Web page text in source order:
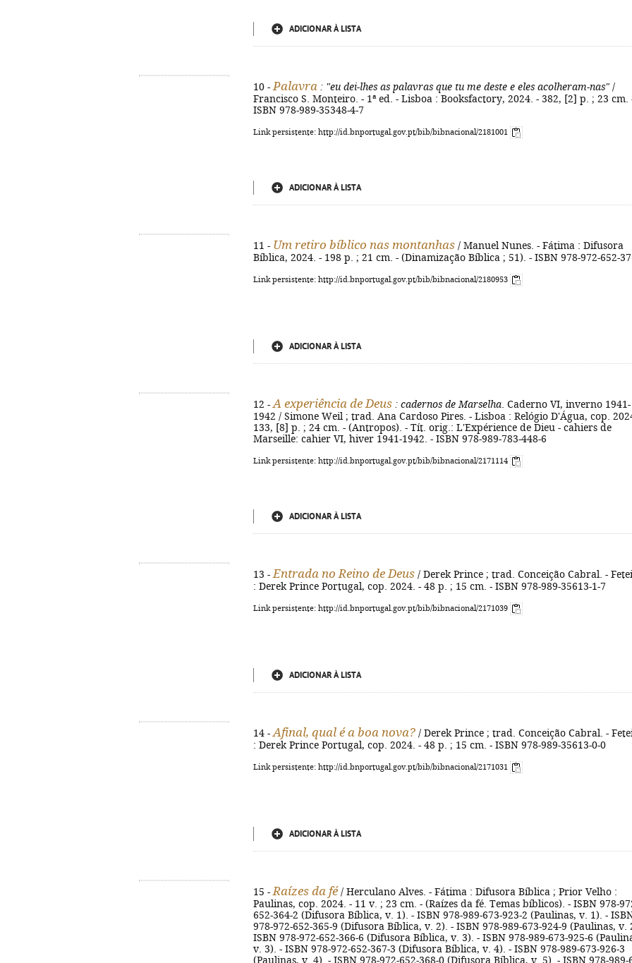
ADICIONAR À LISTA
10 - Palavra : "eu dei-lhes as palavras que tu me deste e eles acolheram-nas" /
Francisco S. Monteiro. - 1ª ed. - Lisboa : Booksfactory, 2024. - 382, [2] p. ; 23 cm.
ISBN 978-989-35348-4-7
Link persistente: http://id.bnportugal.gov.pt/bib/bibnacional/2181001
ADICIONAR À LISTA
11 - Um retiro bíblico nas montanhas / Manuel Nunes. - Fátima : Difusora
Bíblica, 2024. - 198 p. ; 21 cm. - (Dinamização Bíblica ; 51). - ISBN 978-972-652-
Link persistente: http://id.bnportugal.gov.pt/bib/bibnacional/2180953
ADICIONAR À LISTA
12 - A experiência de Deus : cadernos de Marselha . Caderno VI, inverno 1941-
1942 / Simone Weil ; trad. Ana Cardoso Pires. - Lisboa : Relógio D'Água, cop.
133, [8] p. ; 24 cm. - (Antropos). - Tít. orig.: L'Expérience de Dieu - cahiers de
Marseille: cahier VI, hiver 1941-1942. - ISBN 978-989-783-448-6
Link persistente: http://id.bnportugal.gov.pt/bib/bibnacional/2171114
ADICIONAR À LISTA
13 - Entrada no Reino de Deus / Derek Prince ; trad. Conceição Cabral. -
: Derek Prince Portugal, cop. 2024. - 48 p. ; 15 cm. - ISBN 978-989-35613-1-7
Link persistente: http://id.bnportugal.gov.pt/bib/bibnacional/2171039
ADICIONAR À LISTA
14 - Afinal, qual é a boa nova? / Derek Prince ; trad. Conceição Cabral. -
: Derek Prince Portugal, cop. 2024. - 48 p. ; 15 cm. - ISBN 978-989-35613-0-0
Link persistente: http://id.bnportugal.gov.pt/bib/bibnacional/2171031
ADICIONAR À LISTA
15 - Raízes da fé / Herculano Alves. - Fátima : Difusora Bíblica ; Prior Velho :
Paulinas, cop. 2024. - 11 v. ; 23 cm. - (Raízes da fé. Temas bíblicos). - ISBN 978-
652-364-2 (Difusora Bíblica, v. 1). - ISBN 978-989-673-923-2 (Paulinas, v. 1). -
978-972-652-365-9 (Difusora Bíblica, v. 2). - ISBN 978-989-673-924-9 (Paulinas, v.
ISBN 978-972-652-366-6 (Difusora Bíblica, v. 3). - ISBN 978-989-673-925-6
v. 3). - ISBN 978-972-652-367-3 (Difusora Bíblica, v. 4). - ISBN 978-989-673-926-3
(Paulinas, v. 4). - ISBN 978-972-652-368-0 (Difusora Bíblica, v. 5). - ISBN 978-989-